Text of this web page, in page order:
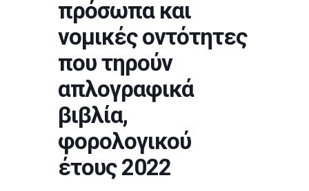
πρόσωπα και
νομικές οντότητες
που τηρούν
απλογραφικά
βιβλία,
φορολογικού
έτους 2022